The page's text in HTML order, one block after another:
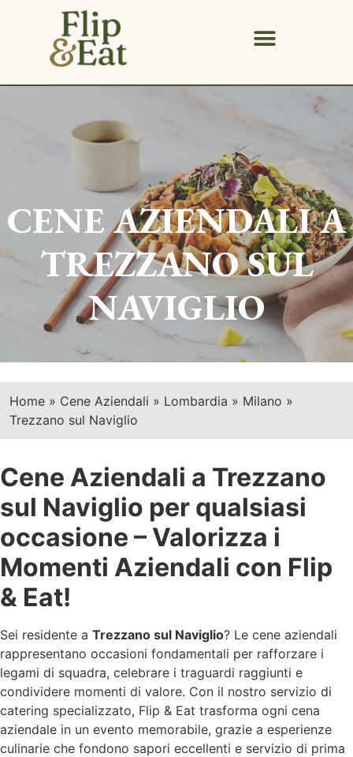
CENE AZIENDALI A
TREZZANO SUL
NAVIGLIO
Home » Cene Aziendali » Lombardia » Milano »
Trezzano sul Naviglio
Cene Aziendali a Trezzano
sul Naviglio per qualsiasi
occasione – Valorizza i
Momenti Aziendali con Flip
& Eat!
Sei residente a Trezzano sul Naviglio? Le cene aziendali
rappresentano occasioni fondamentali per rafforzare i
legami di squadra, celebrare i traguardi raggiunti e
condividere momenti di valore. Con il nostro servizio di
catering specializzato, Flip & Eat trasforma ogni cena
aziendale in un evento memorabile, grazie a esperienze
culinarie che fondono sapori eccellenti e servizio di prima